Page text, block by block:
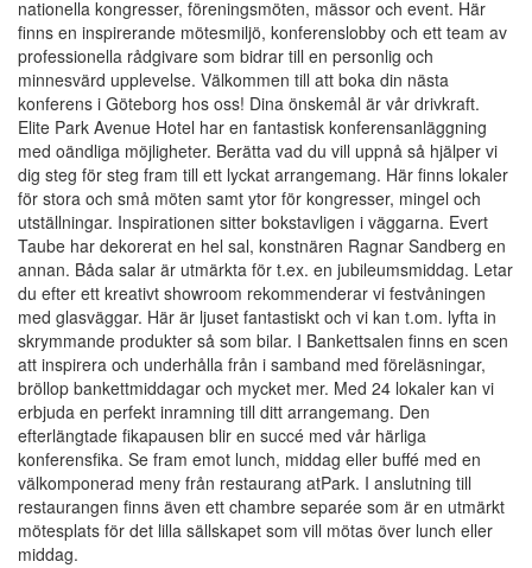
nationella kongresser, föreningsmöten, mässor och event. Här
finns en inspirerande mötesmiljö, konferenslobby och ett team av
professionella rådgivare som bidrar till en personlig och
minnesvärd upplevelse. Välkommen till att boka din nästa
konferens i Göteborg hos oss! Dina önskemål är vår drivkraft.
Elite Park Avenue Hotel har en fantastisk konferensanläggning
med oändliga möjligheter. Berätta vad du vill uppnå så hjälper vi
dig steg för steg fram till ett lyckat arrangemang. Här finns lokaler
för stora och små möten samt ytor för kongresser, mingel och
utställningar. Inspirationen sitter bokstavligen i väggarna. Evert
Taube har dekorerat en hel sal, konstnären Ragnar Sandberg en
annan. Båda salar är utmärkta för t.ex. en jubileumsmiddag. Letar
du efter ett kreativt showroom rekommenderar vi festvåningen
med glasväggar. Här är ljuset fantastiskt och vi kan t.om. lyfta in
skrymmande produkter så som bilar. I Bankettsalen finns en scen
att inspirera och underhålla från i samband med föreläsningar,
bröllop bankettmiddagar och mycket mer. Med 24 lokaler kan vi
erbjuda en perfekt inramning till ditt arrangemang. Den
efterlängtade fikapausen blir en succé med vår härliga
konferensfika. Se fram emot lunch, middag eller buffé med en
välkomponerad meny från restaurang atPark. I anslutning till
restaurangen finns även ett chambre separée som är en utmärkt
mötesplats för det lilla sällskapet som vill mötas över lunch eller
middag.